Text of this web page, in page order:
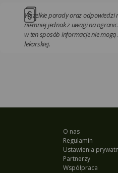
Wszelkie porady oraz odpowiedzi
niemniej jednak z uwagi na
w ten sposób informacje nie
lekarskiej.
O nas
Regulamin
Ustawienia
Partnerzy
Współpraca